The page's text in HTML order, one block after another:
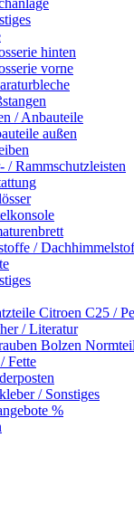
hinten
vorne
/ Anbauteile
außen
/ Rammschutzleisten
/
Citroen C25 /
/ Literatur
Bolzen
Fette
/ Sonstiges
%